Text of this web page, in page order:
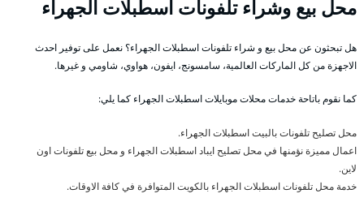
محل بيع وشراء تلفونات اسطبلات الجهراء
هل تبحثون عن محل بيع و شراء تلفونات اسطبلات الجهراء؟ نعمل على توفير احدث
الاجهزة من كل الماركات العالمية، سامسونج، ايفون، هواوي، شاومي و غيرها.
كما نقوم باتاحة خدمات محلات موبايلات اسطبلات الجهراء كما يلي:
محل تصليح تلفونات بالبيت اسطبلات الجهراء.
اعمال مميزة نؤمنها في محل تصليح ايباد اسطبلات الجهراء و محل بيع تلفونات اون
لاين.
خدمة محل تلفونات اسطبلات الجهراء بالكويت المتوافرة في كافة الاوقات.